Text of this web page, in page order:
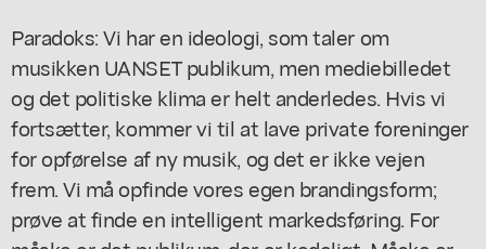
Paradoks: Vi har en ideologi, som taler om
musikken UANSET publikum, men mediebilledet
og det politiske klima er helt anderledes. Hvis vi
fortsætter, kommer vi til at lave private foreninger
for opførelse af ny musik, og det er ikke vejen
frem. Vi må opfinde vores egen brandingsform;
prøve at finde en intelligent markedsføring. For